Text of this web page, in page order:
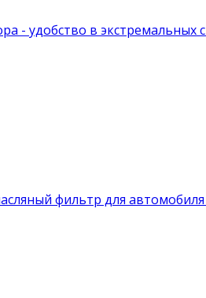
- удобство в экстремальных
фильтр для автомобиля